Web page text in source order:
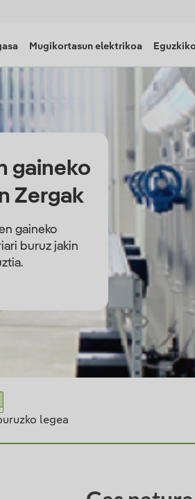
Mugikortasun elektrikoa
gaineko
Zergak
gaineko
buruz jakin
legea